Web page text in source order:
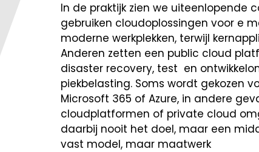
In de praktijk zien we uiteenlopende
gebruiken cloudoplossingen voor e
moderne werkplekken, terwijl
Anderen zetten een public cloud
disaster recovery, test en
piekbelasting. Soms wordt gekozen
Microsoft 365 of Azure, in andere
cloudplatformen of private cloud
daarbij nooit het doel, maar een
vast model, maar maatwerk